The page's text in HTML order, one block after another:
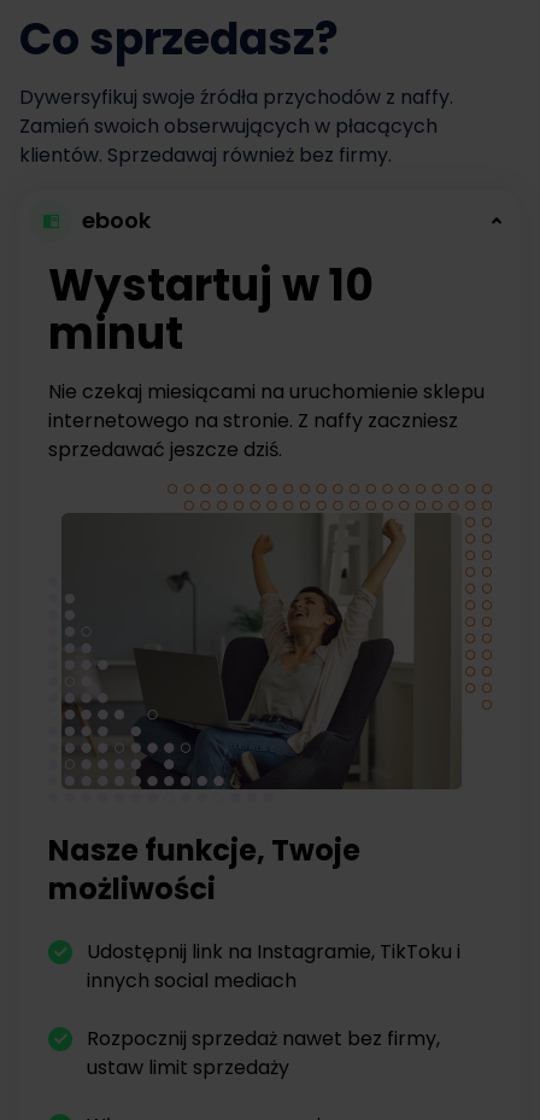
Co sprzedasz?
Dywersyfikuj swoje źródła przychodów z naffy.
Zamień swoich obserwujących w płacących
klientów. Sprzedawaj również bez firmy.
ebook
Wystartuj w 10
minut
Nie czekaj miesiącami na uruchomienie sklepu
internetowego na stronie. Z naffy zaczniesz
sprzedawać jeszcze dziś.
Nasze funkcje, Twoje
możliwości
Udostępnij link na Instagramie, TikToku i
innych social mediach
Rozpocznij sprzedaż nawet bez firmy,
ustaw limit sprzedaży